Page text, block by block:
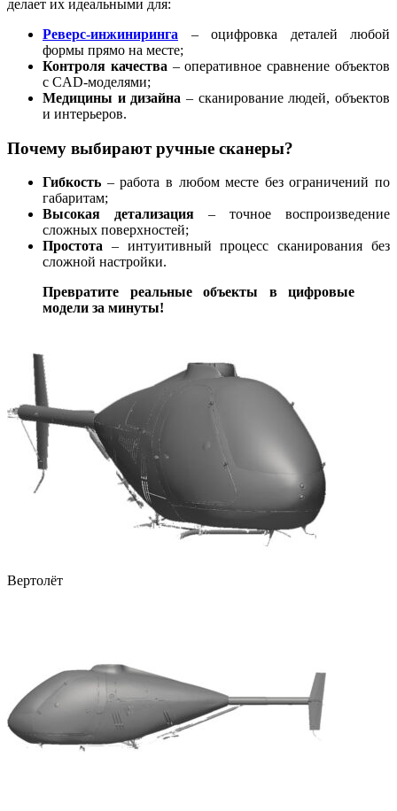
делает их идеальными для:
Реверс-инжиниринга – оцифровка деталей любой
формы прямо на месте;
Контроля качества – оперативное сравнение объектов
с CAD-моделями;
Медицины и дизайна – сканирование людей, объектов
и интерьеров.
Почему выбирают ручные сканеры?
Гибкость – работа в любом месте без ограничений по
габаритам;
Высокая детализация – точное воспроизведение
сложных поверхностей;
Простота – интуитивный процесс сканирования без
сложной настройки.
Превратите реальные объекты в цифровые
модели за минуты!
Вертолёт